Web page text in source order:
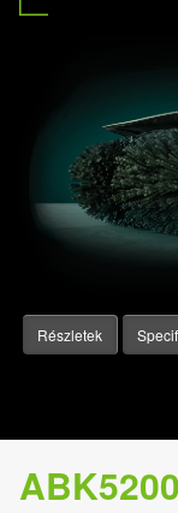
Részletek